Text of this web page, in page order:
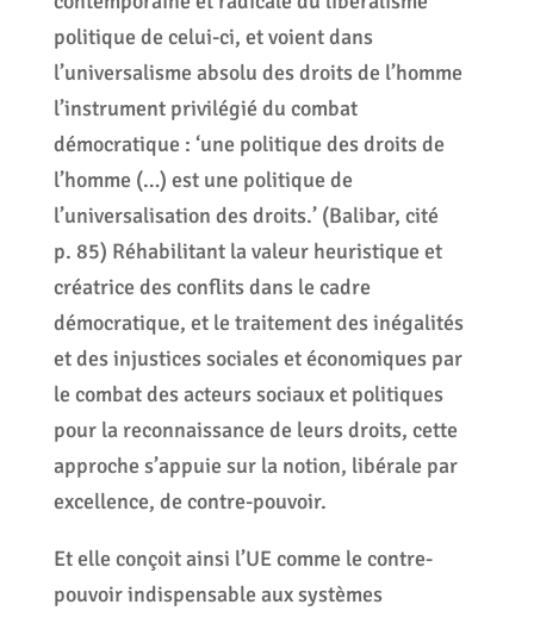
politique de celui-ci, et voient dans
l’universalisme absolu des droits de l’homme
l’instrument privilégié du combat
démocratique : ‘une politique des droits de
l’homme (…) est une politique de
l’universalisation des droits.’ (Balibar, cité
p. 85) Réhabilitant la valeur heuristique et
créatrice des conflits dans le cadre
démocratique, et le traitement des inégalités
et des injustices sociales et économiques par
le combat des acteurs sociaux et politiques
pour la reconnaissance de leurs droits, cette
approche s’appuie sur la notion, libérale par
excellence, de contre-pouvoir.
Et elle conçoit ainsi l’UE comme le contre-
pouvoir indispensable aux systèmes